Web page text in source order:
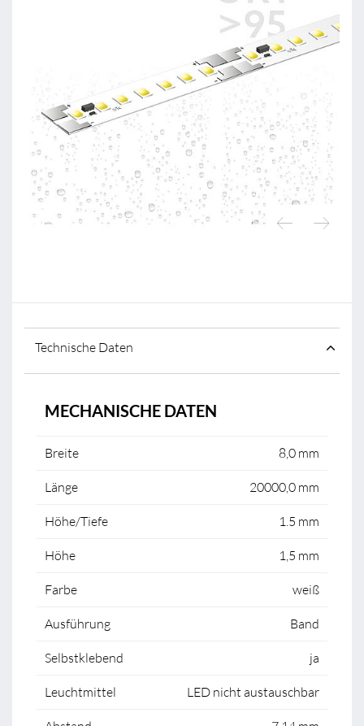
Technische Daten
MECHANISCHE DATEN
Breite 8,0 mm
Länge 20000,0 mm
Höhe/Tiefe 1.5 mm
Höhe 1,5 mm
Farbe weiß
Ausführung Band
Selbstklebend ja
Leuchtmittel LED nicht austauschbar